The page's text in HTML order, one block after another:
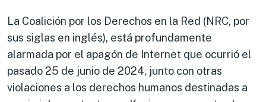
La Coalición por los Derechos en la Red (NRC, por
sus siglas en inglés), está profundamente
alarmada por el apagón de Internet que ocurrió el
pasado 25 de junio de 2024, junto con otras
violaciones a los derechos humanos destinadas a